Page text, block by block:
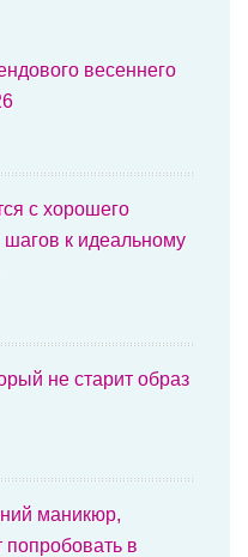
весеннего
с хорошего
шагов к идеальному
не старит образ
маникюр,
попробовать в